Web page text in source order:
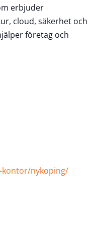
erbjuder
cloud, säkerhet och
företag och
kontor/nykoping/